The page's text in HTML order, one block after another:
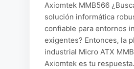
Axiomtek MMB566
solución informática
confiable para entornos
exigentes? Entonces, la
industrial Micro ATX
Axiomtek es tu